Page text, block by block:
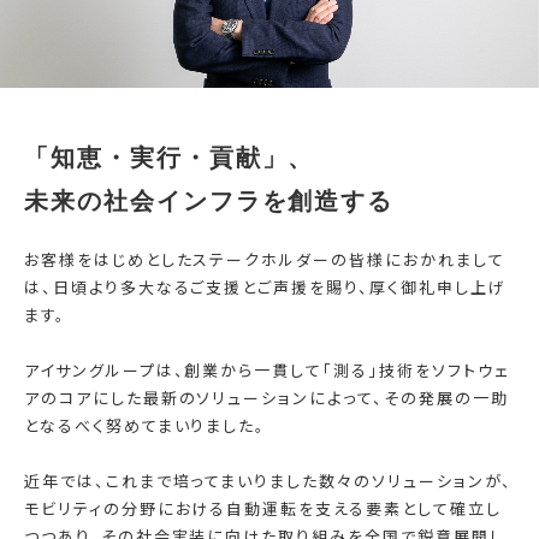
「知恵・実行・貢献」、
未来の社会インフラを創造する
お客様をはじめとしたステークホルダーの皆様におかれまして
は、日頃より多大なるご支援とご声援を賜り、厚く御礼申し上げ
ます。
アイサングループは、創業から一貫して「測る」技術をソフトウェ
アのコアにした最新のソリューションによって、その発展の一助
となるべく努めてまいりました。
近年では、これまで培ってまいりました数々のソリューションが、
モビリティの分野における自動運転を支える要素として確立し